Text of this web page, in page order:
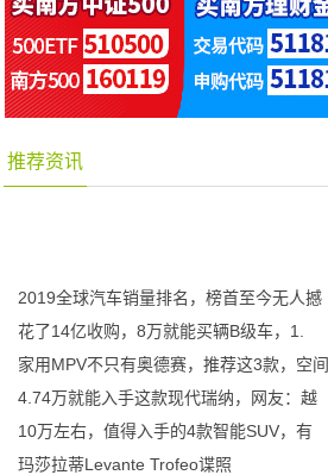
推荐资讯
2019全球汽车销量排名，榜首至今无人撼
花了14亿收购，8万就能买辆B级车，1.
家用MPV不只有奥德赛，推荐这3款，空间
4.74万就能入手这款现代瑞纳，网友：越
10万左右，值得入手的4款智能SUV，有
玛莎拉蒂Levante Trofeo谍照